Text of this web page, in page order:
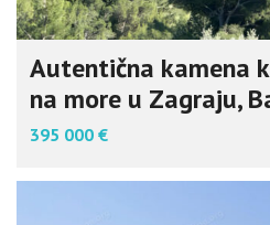
Autentična kamena
na more u Zagraju,
395 000 €